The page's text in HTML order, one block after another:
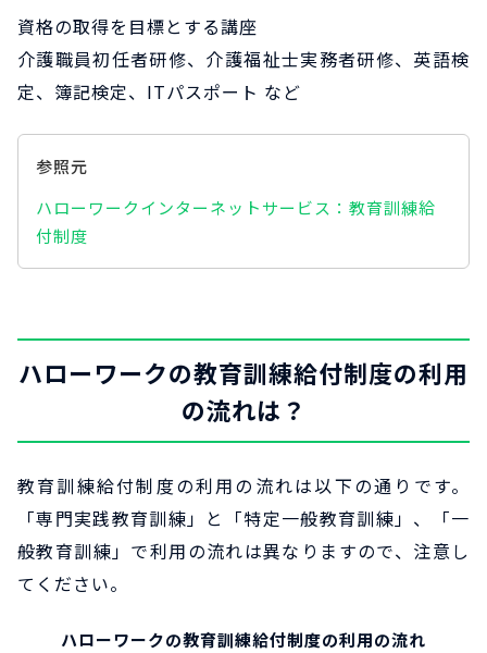
資格の取得を目標とする講座
介護職員初任者研修、介護福祉士実務者研修、英語検
定、簿記検定、ITパスポート など
参照元
ハローワークインターネットサービス：教育訓練給
付制度
ハローワークの教育訓練給付制度の利用
の流れは？
教育訓練給付制度の利用の流れは以下の通りです。
「専門実践教育訓練」と「特定一般教育訓練」、「一
般教育訓練」で利用の流れは異なりますので、注意し
てください。
ハローワークの教育訓練給付制度の利用の流れ